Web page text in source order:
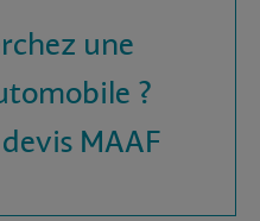
une
?
MAAF